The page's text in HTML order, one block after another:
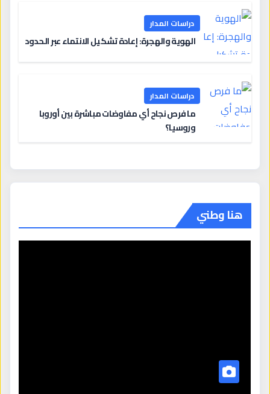
دراسات المدار
الهوية والهجرة: إعادة تشكيل الانتماء عبر الحدود
دراسات المدار
ما فرص نجاح أي مفاوضات مباشرة بين أوروبا
وروسيا؟
هنا وطني